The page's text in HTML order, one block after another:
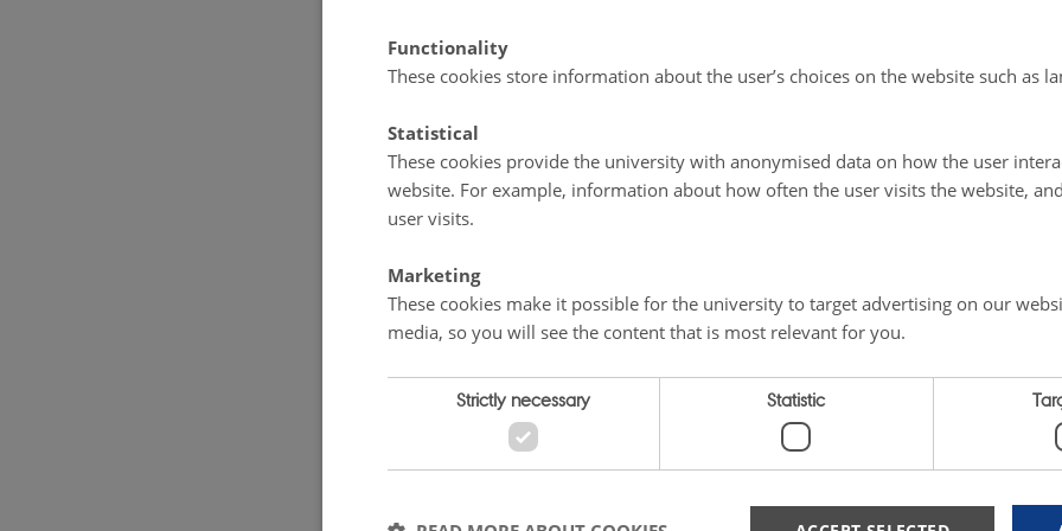
Foulum.
Resultaterne fra alle tre lokaliteter viser entydigt, at grøngødning i
er godt mod rodukrudt.Kløvergræs i ét år eller lucerne i to år, som
afhugges 3-4 gange i løbet vækstsæsonen, hæmmer effektivt
kræver plads til gennemførelse af en intensiv bekæmpelse - som
minisommerbrak eller skrældpløjning efterfulgt af stubharvninger.
(jordforbedring og kvælstofoptagelse). Det kræver nøje
overblik.
Functionality
These cookies store information about the user’s choices on the website such as
Statistical
These cookies provide the university with anonymised data on how the user
website. For example, information about how often the user visits the website,
user visits.
Marketing
These cookies make it possible for the university to target advertising on our
media, so you will see the content that is most relevant for you.
Strictly necessary Statistic